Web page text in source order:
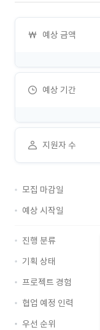
예상 금액
예상 기간
지원자 수
모집 마감일
예상 시작일
진행 분류
기획 상태
프로젝트 경험
협업 예정 인력
우선 순위